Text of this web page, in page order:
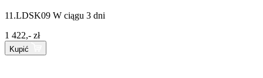
11.LDSK09 W ciągu 3 dni
1 422,- zł
Kupić